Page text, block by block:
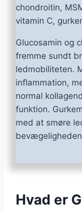
chondroitin,
vitamin C,
Glucosamin og
fremme sundt
ledmobiliteten.
inflammation,
normal
funktion.
med at smøre
bevægeligheden
Hvad er